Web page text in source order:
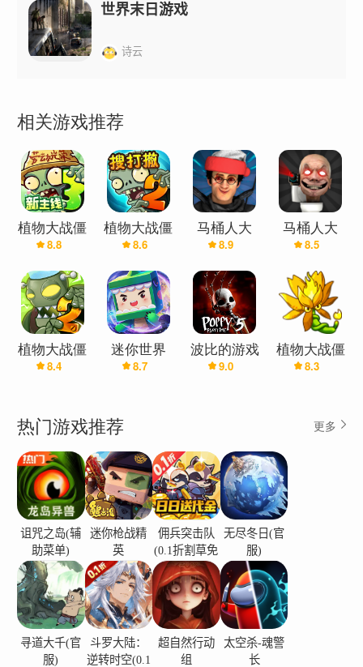
世界末日游戏
诗云
相关游戏推荐
植物大战僵
尸3
8.8
植物大战僵
尸2
8.6
马桶人大
战:开放世
界(辅助菜
单)
8.9
马桶人大
战:开放世
界万圣节版
(辅助菜单)
8.5
植物大战僵
尸2(辅助菜
8.4
迷你世界
8.7
波比的游戏
时间·第五
9.0
植物大战僵
尸融合版
8.3
热门游戏推荐 更多
诅咒之岛(辅
助菜单)
迷你枪战精
英
佣兵突击队
(0.1折割草免
费版)
无尽冬日(官
服)
寻道大千(官
服)
斗罗大陆：
逆转时空(0.1
超自然行动
组
太空杀-魂警
长